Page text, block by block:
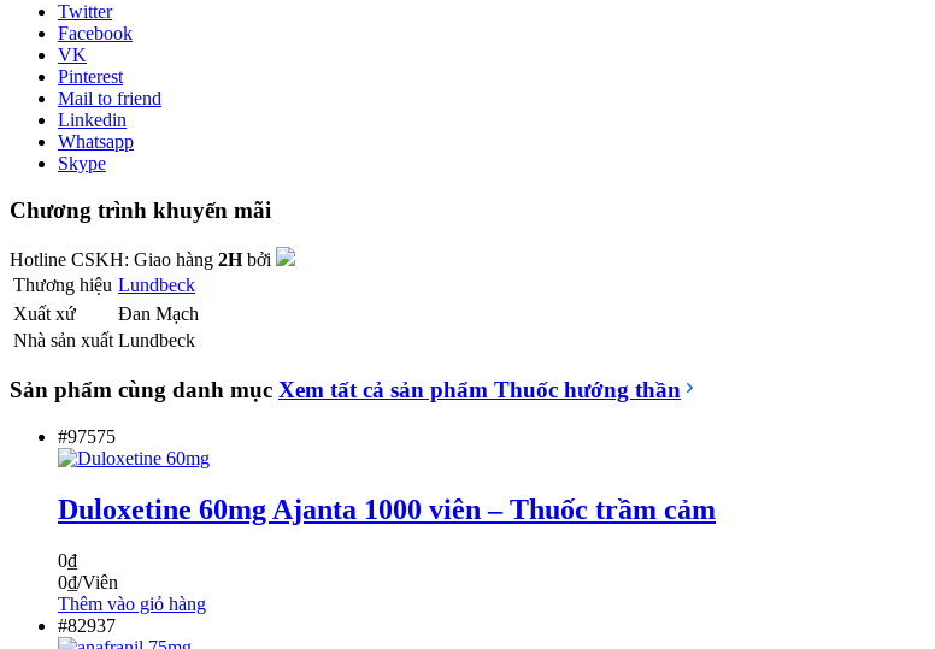
Twitter
Facebook
VK
Pinterest
Mail to friend
Linkedin
Whatsapp
Skype
Chương trình khuyến mãi
Hotline CSKH: Giao hàng 2Hbởi
Thương hiệu Lundbeck
Xuất xứ
Đan Mạch
Nhà sản xuất Lundbeck
Sản phẩm cùng danh mục Xem tất cả sản phẩm Thuốc hướng thần
#97575
Duloxetine 60mg Ajanta 1000 viên – Thuốc trầm cảm
0₫
0₫/Viên
Thêm vào giỏ hàng
#82937